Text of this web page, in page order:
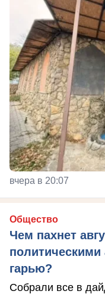
вчера в 20:07
Общество
Чем пахнет
гарью?
Собрали все в